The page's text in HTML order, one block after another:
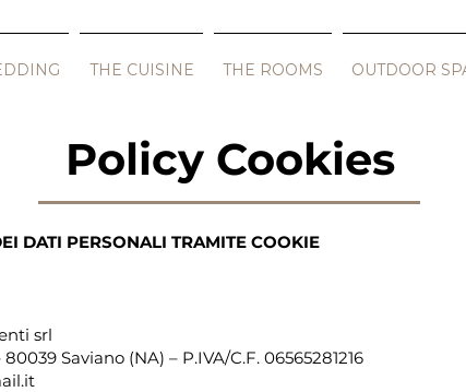
THE CUISINE THE ROOMS OUTDOOR
Policy Cookies
DATI PERSONALI TRAMITE COOKIE
srl
Saviano (NA) – P.IVA/C.F. 06565281216